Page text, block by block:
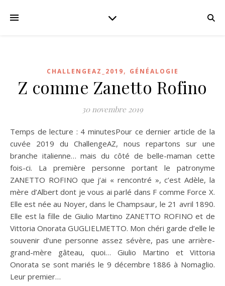
CHALLENGEAZ_2019, GÉNÉALOGIE
Z comme Zanetto Rofino
30 novembre 2019
Temps de lecture : 4 minutesPour ce dernier article de la
cuvée 2019 du ChallengeAZ, nous repartons sur une
branche italienne… mais du côté de belle-maman cette
fois-ci. La première personne portant le patronyme
ZANETTO ROFINO que j’ai « rencontré », c’est Adèle, la
mère d’Albert dont je vous ai parlé dans F comme Force X.
Elle est née au Noyer, dans le Champsaur, le 21 avril 1890.
Elle est la fille de Giulio Martino ZANETTO ROFINO et de
Vittoria Onorata GUGLIELMETTO. Mon chéri garde d’elle le
souvenir d’une personne assez sévère, pas une arrière-
grand-mère gâteau, quoi… Giulio Martino et Vittoria
Onorata se sont mariés le 9 décembre 1886 à Nomaglio.
Leur premier…